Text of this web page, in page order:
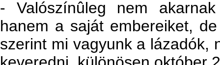
- Valószínûleg nem
hanem a saját embereiket,
szerint mi vagyunk a lázadók,